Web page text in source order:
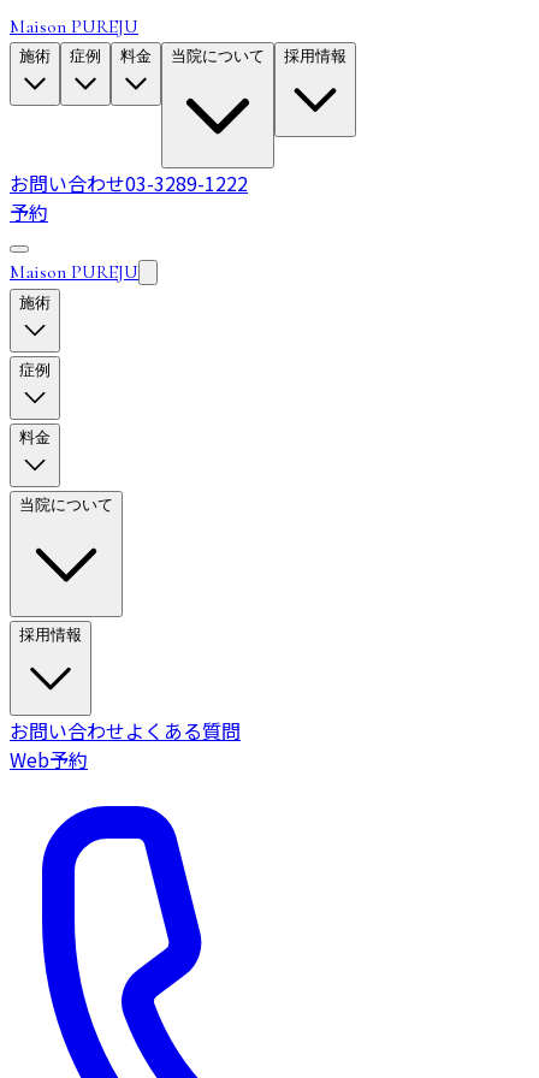
Maison PUREJU
施術 症例 料金 当院について 採用情報
お問い合わせ03-3289-1222
予約
Maison PUREJU
施術
症例
料金
当院について
採用情報
お問い合わせよくある質問
Web予約